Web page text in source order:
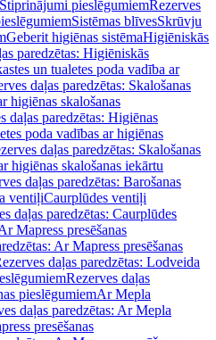
Stiprinājumi pieslēgumiemRezerves
Sistēmas blīvesSkrūvju
Geberit higiēnas sistēmaHigiēniskās
paredzētas: Higiēniskās
un tualetes poda vadība ar
daļas paredzētas: Skalošanas
higiēnas skalošanas
daļas paredzētas: Higiēnas
poda vadības ar higiēnas
daļas paredzētas: Skalošanas
higiēnas skalošanas iekārtu
daļas paredzētas: Barošanas
ventiļiCaurplūdes ventiļi
daļas paredzētas: Caurplūdes
Mapress presēšanas
Ar Mapress presēšanas
daļas paredzētas: Lodveida
Rezerves daļas
pieslēgumiemAr Mepla
daļas paredzētas: Ar Mepla
presēšanas